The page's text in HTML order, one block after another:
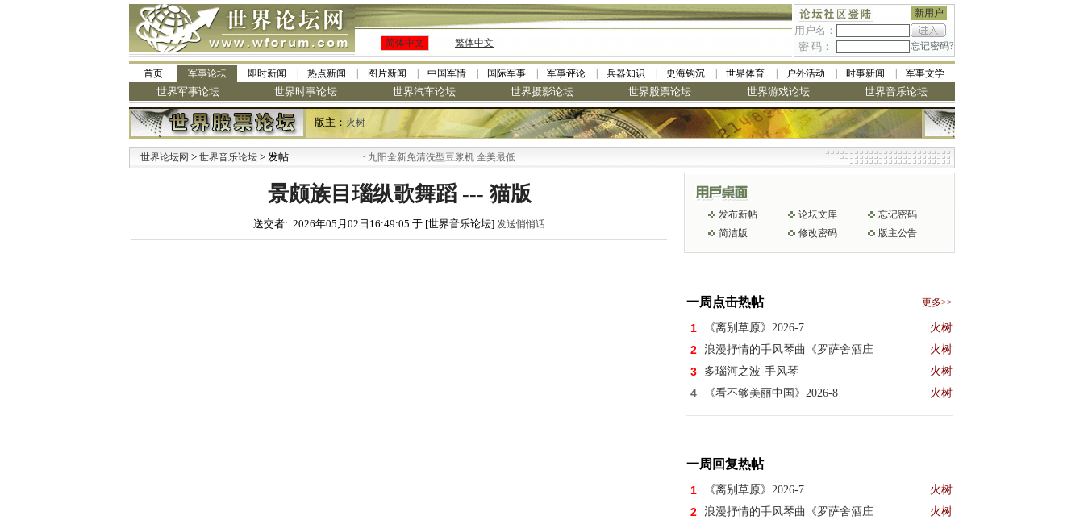
新用户
用户名：
密 码：
忘记密码?
简体中文 繁体中文
首页 军事论坛 即时新闻 热点新闻 图片新闻 中国军情 国际军事 军事评论 兵器知识 史海钩沉 世界体育 户外活动 时事新闻 军事文学
世界军事论坛 世界时事论坛 世界汽车论坛 世界摄影论坛 世界股票论坛 世界游戏论坛 世界音乐论坛
版主： 火树
世界论坛网 > 世界音乐论坛 > 发帖 九阳全新免清洗型豆浆机 全美最低
景颇族目瑙纵歌舞蹈 --- 猫版
送交者: 2026年05月02日16:49:05 于 [世界音乐论坛] 发送悄悄话
发布新帖 论坛文库
忘记密码
简洁版
修改密码 版主公告
一周点击热帖 更多>>
1 《离别草原》2026-7 火树
2 浪漫抒情的手风琴曲《罗萨舍酒庄 火树
3 多瑙河之波-手风琴 火树
4 《看不够美丽中国》2026-8 火树
一周回复热帖
1 《离别草原》2026-7 火树
2 浪漫抒情的手风琴曲《罗萨舍酒庄 火树